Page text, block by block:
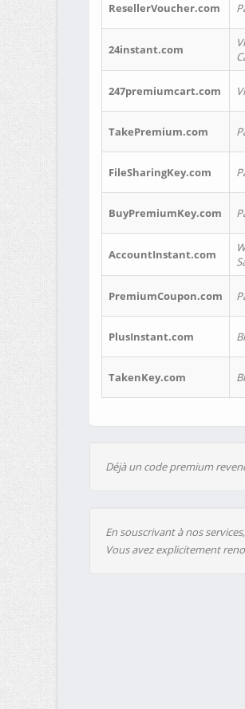
ResellerVoucher.com
24instant.com
247premiumcart.com
TakePremium.com
FileSharingKey.com
BuyPremiumKey.com
AccountInstant.com
PremiumCoupon.com
PlusInstant.com
TakenKey.com
Déjà un code premium
En souscrivant à nos
Vous avez explicitement